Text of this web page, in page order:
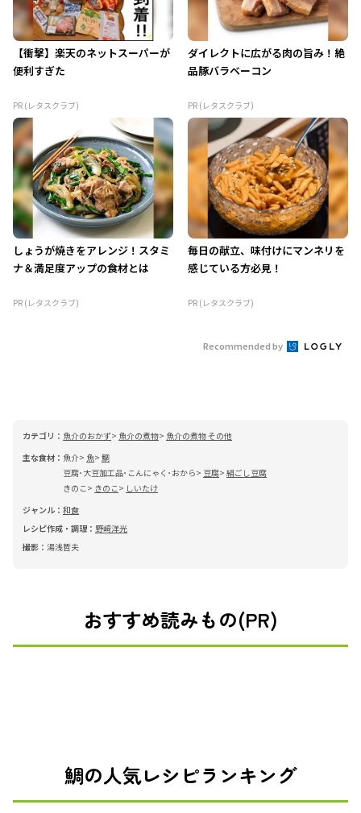
【衝撃】楽天のネットスーパーが
便利すぎた
PR (レタスクラブ)
ダイレクトに広がる肉の旨み！絶
品豚バラベーコン
PR (レタスクラブ)
しょうが焼きをアレンジ！スタミ
ナ＆満足度アップの食材とは
PR (レタスクラブ)
毎日の献立、味付けにマンネリを
感じている方必見！
PR (レタスクラブ)
Recommended by
カテゴリ： 魚介のおかず 魚介の煮物
魚介の煮物 その他
主な食材： 魚介 魚 鯛
豆腐･大豆加工品･こんにゃく･おから
豆腐 絹ごし豆腐
きのこ
きのこ
しいたけ
ジャンル： 和食
レシピ作成・調理： 野﨑洋光
撮影： 湯浅哲夫
おすすめ読みもの(PR)
鯛の人気レシピランキング